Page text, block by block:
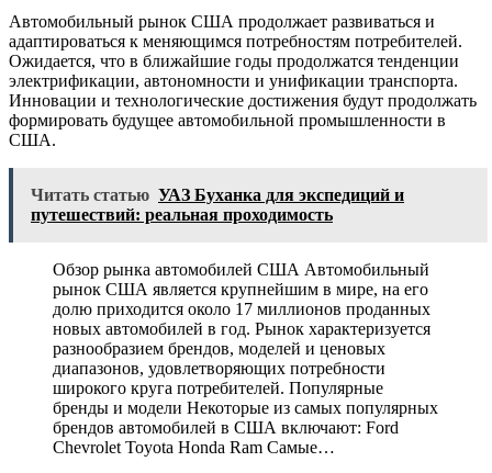
Автомобильный рынок США продолжает развиваться и
адаптироваться к меняющимся потребностям потребителей.
Ожидается, что в ближайшие годы продолжатся тенденции
электрификации, автономности и унификации транспорта.
Инновации и технологические достижения будут продолжать
формировать будущее автомобильной промышленности в
США.
Читать статью УАЗ Буханка для экспедиций и
путешествий: реальная проходимость
Обзор рынка автомобилей США Автомобильный
рынок США является крупнейшим в мире, на его
долю приходится около 17 миллионов проданных
новых автомобилей в год. Рынок характеризуется
разнообразием брендов, моделей и ценовых
диапазонов, удовлетворяющих потребности
широкого круга потребителей. Популярные
бренды и модели Некоторые из самых популярных
брендов автомобилей в США включают: Ford
Chevrolet Toyota Honda Ram Самые…